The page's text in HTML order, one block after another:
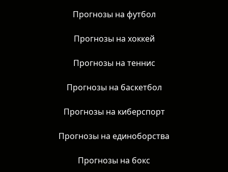
Прогнозы на футбол
Прогнозы на хоккей
Прогнозы на теннис
Прогнозы на баскетбол
Прогнозы на киберспорт
Прогнозы на единоборства
Прогнозы на бокс